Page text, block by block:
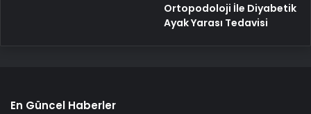
Ortopodoloji İle Diyabetik
Ayak Yarası Tedavisi
En Güncel Haberler